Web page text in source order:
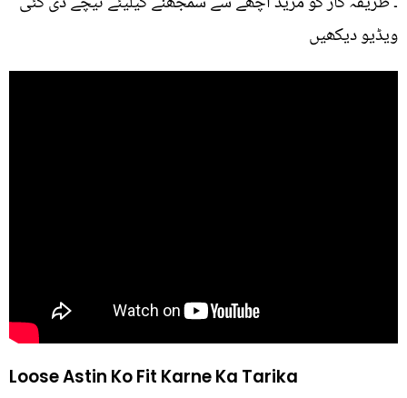
ویڈیو دیکھیں
Loose Astin Ko Fit Karne Ka Tarika